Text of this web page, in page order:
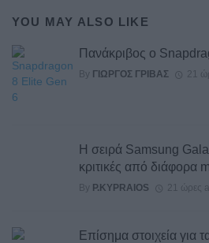
YOU MAY ALSO LIKE
Πανάκριβος ο
By ΓΙΏΡΓΟΣ ΓΡΊΒΑΣ 21
Η σειρά Samsung
κριτικές από
By P.KYPRAIOS 21 ώρες
Επίσημα στοιχεία για